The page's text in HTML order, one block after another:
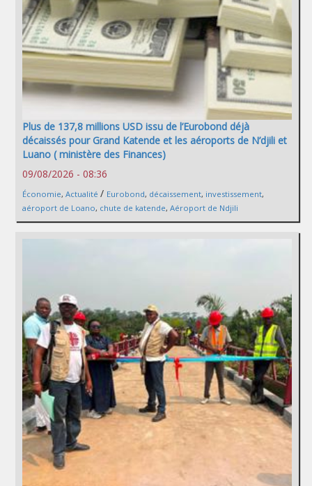
Plus de 137,8 millions USD issu de l’Eurobond déjà
décaissés pour Grand Katende et les aéroports de N’djili et
Luano ( ministère des Finances)
09/08/2026 - 08:36
Économie, Actualité / Eurobond, décaissement, investissement,
aéroport de Loano, chute de katende, Aéroport de Ndjili